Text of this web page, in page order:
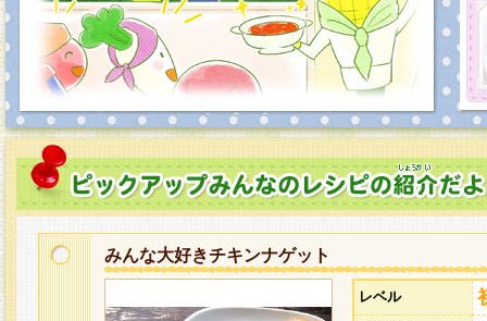
みんな大好きチキンナゲット
レベル